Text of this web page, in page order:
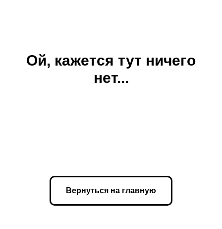
Ой, кажется тут ничего
нет...
Вернуться на главную